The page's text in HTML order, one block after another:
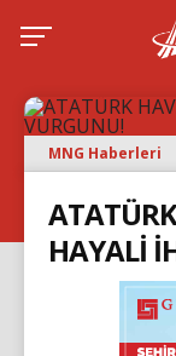
MNG Haberleri
HAYALİ